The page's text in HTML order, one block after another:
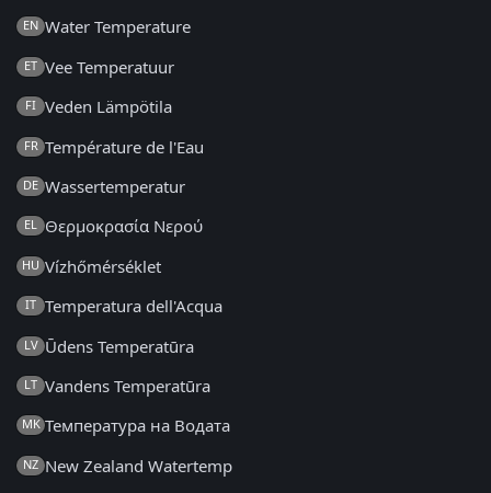
EN Water Temperature
ET Vee Temperatuur
FI Veden Lämpötila
FR Température de l'Eau
DE Wassertemperatur
EL Θερμοκρασία Νερού
HU Vízhőmérséklet
IT Temperatura dell'Acqua
LV Ūdens Temperatūra
LT Vandens Temperatūra
MK Температура на Водата
NZ New Zealand Watertemp